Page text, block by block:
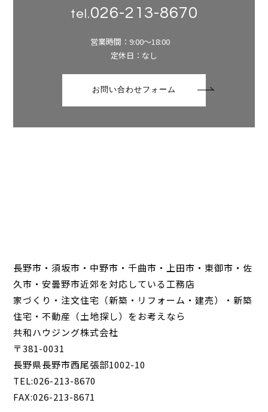
tel.026-213-8670
営業時間：9:00～18:00
定休日：なし
お問い合わせフォーム
長野市・須坂市・中野市・千曲市・上田市・東御市・佐
久市・安曇野市近郊を対応している工務店
家づくり・注文住宅（新築・リフォーム・建売）・新築
住宅・不動産（土地探し）をお考えなら
共和ハウジング株式会社
〒381-0031
長野県長野市西尾張部1002-10
TEL:026-213-8670
FAX:026-213-8671